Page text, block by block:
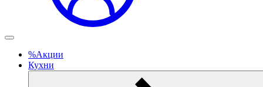
%Акции
Кухни